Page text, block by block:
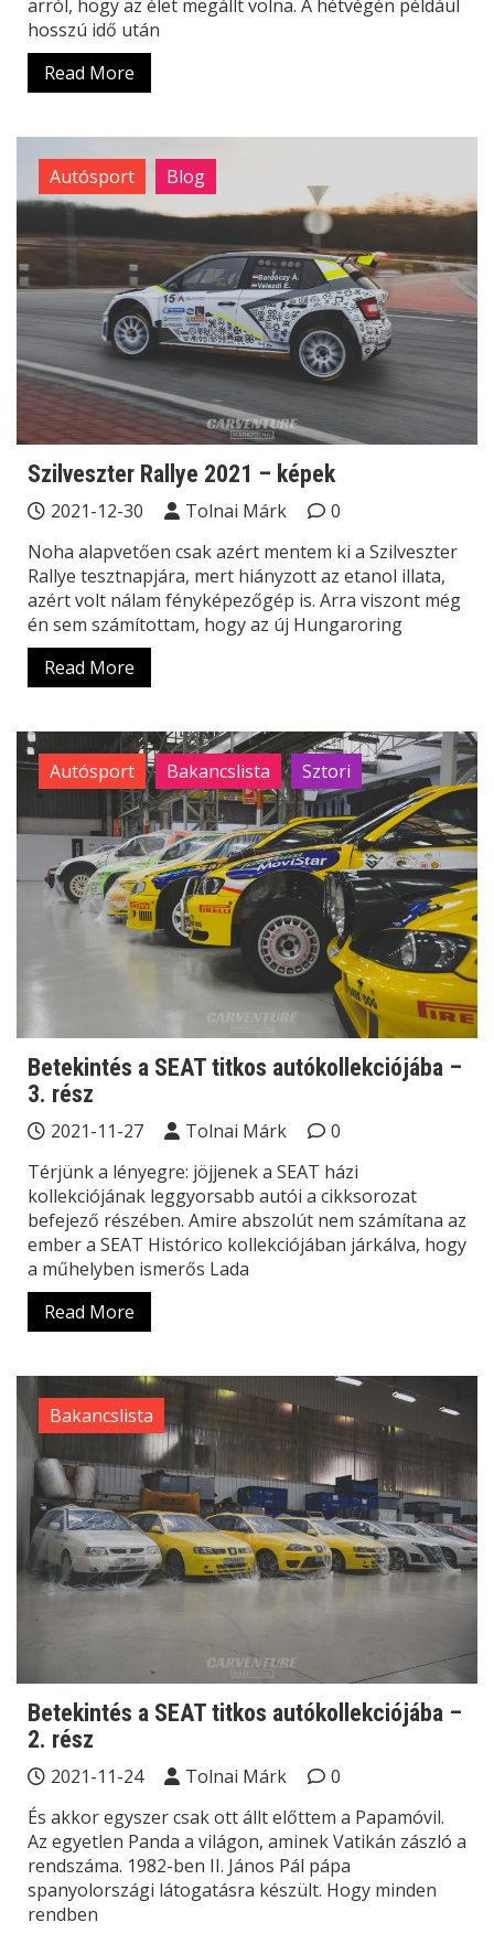
arról, hogy az élet megállt volna. A hétvégén például
hosszú idő után
Read More
Autósport Blog
Szilveszter Rallye 2021 – képek
2021-12-30 Tolnai Márk
0
Noha alapvetően csak azért mentem ki a Szilveszter
Rallye tesztnapjára, mert hiányzott az etanol illata,
azért volt nálam fényképezőgép is. Arra viszont még
én sem számítottam, hogy az új Hungaroring
Read More
Autósport Bakancslista Sztori
Betekintés a SEAT titkos autókollekciójába –
3. rész
2021-11-27 Tolnai Márk
0
Térjünk a lényegre: jöjjenek a SEAT házi
kollekciójának leggyorsabb autói a cikksorozat
befejező részében. Amire abszolút nem számítana az
ember a SEAT Histórico kollekciójában járkálva, hogy
a műhelyben ismerős Lada
Read More
Bakancslista
Betekintés a SEAT titkos autókollekciójába –
2. rész
2021-11-24 Tolnai Márk
0
És akkor egyszer csak ott állt előttem a Papamóvil.
Az egyetlen Panda a világon, aminek Vatikán zászló a
rendszáma. 1982-ben II. János Pál pápa
spanyolországi látogatásra készült. Hogy minden
rendben